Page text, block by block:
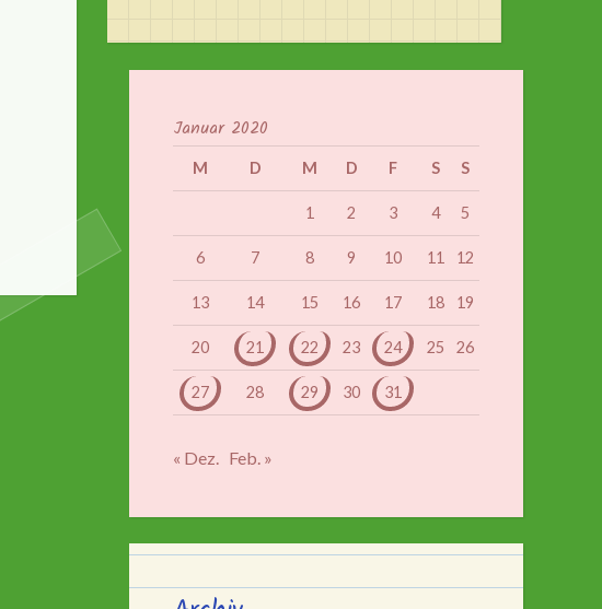
Januar 2020
M D M D F S S
1 2 3 4 5
6 7 8 9 10 11 12
13 14 15 16 17 18 19
20 21 22 23 24 25 26
27 28 29 30 31
« Dez. Feb. »